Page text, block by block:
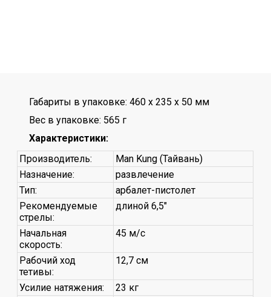
Габариты в упаковке: 460 x 235 x 50 мм
Вес в упаковке: 565 г
Характеристики:
Производитель:
Man Kung (Тайвань)
Назначение:
развлечение
Тип:
арбалет-пистолет
Рекомендуемые
стрелы:
длиной 6,5"
Начальная
скорость:
45 м/с
Рабочий ход
тетивы:
12,7 см
Усилие натяжения:
23 кг